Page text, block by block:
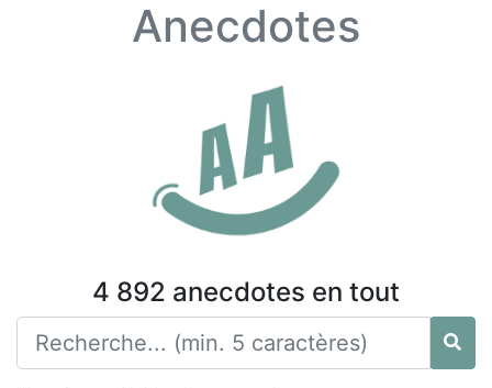
Anecdotes
4 892 anecdotes en tout